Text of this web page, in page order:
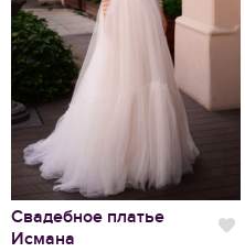
Нравится
Свадебное платье
Исмана